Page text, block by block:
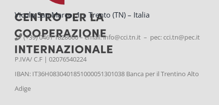
Vicolo San Marco, 1 – Trento (TN) – Italia
(+39) 0461 1828600 – email:info@cci.tn.it – pec: cci.tn@pec.it
P.IVA/ C.F | 02076540224
IBAN: IT36H0830401851000051301038 Banca per il Trentino Alto
Adige